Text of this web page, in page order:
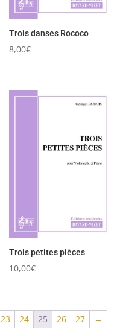
Trois danses Rococo
8,00€
Trois petites pièces
10,00€
23 24 25 26 27 →